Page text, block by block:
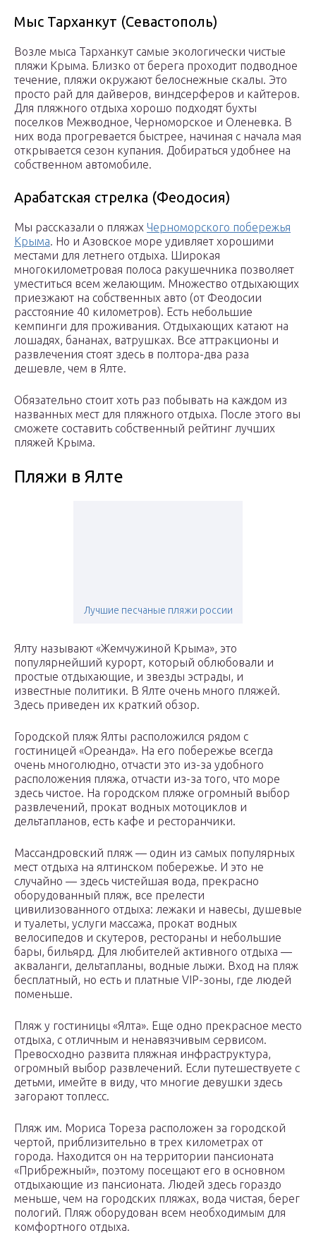
Мыс Тарханкут (Севастополь)
Возле мыса Тарханкут самые экологически чистые
пляжи Крыма. Близко от берега проходит подводное
течение, пляжи окружают белоснежные скалы. Это
просто рай для дайверов, виндсерферов и кайтеров.
Для пляжного отдыха хорошо подходят бухты
поселков Межводное, Черноморское и Оленевка. В
них вода прогревается быстрее, начиная с начала мая
открывается сезон купания. Добираться удобнее на
собственном автомобиле.
Арабатская стрелка (Феодосия)
Мы рассказали о пляжах Черноморского побережья
Крыма. Но и Азовское море удивляет хорошими
местами для летнего отдыха. Широкая
многокилометровая полоса ракушечника позволяет
уместиться всем желающим. Множество отдыхающих
приезжают на собственных авто (от Феодосии
расстояние 40 километров). Есть небольшие
кемпинги для проживания. Отдыхающих катают на
лошадях, бананах, ватрушках. Все аттракционы и
развлечения стоят здесь в полтора-два раза
дешевле, чем в Ялте.
Обязательно стоит хоть раз побывать на каждом из
названных мест для пляжного отдыха. После этого вы
сможете составить собственный рейтинг лучших
пляжей Крыма.
Пляжи в Ялте
Лучшие песчаные пляжи россии
Ялту называют «Жемчужиной Крыма», это
популярнейший курорт, который облюбовали и
простые отдыхающие, и звезды эстрады, и
известные политики. В Ялте очень много пляжей.
Здесь приведен их краткий обзор.
Городской пляж Ялты расположился рядом с
гостиницей «Ореанда». На его побережье всегда
очень многолюдно, отчасти это из-за удобного
расположения пляжа, отчасти из-за того, что море
здесь чистое. На городском пляже огромный выбор
развлечений, прокат водных мотоциклов и
дельтапланов, есть кафе и ресторанчики.
Массандровский пляж — один из самых популярных
мест отдыха на ялтинском побережье. И это не
случайно — здесь чистейшая вода, прекрасно
оборудованный пляж, все прелести
цивилизованного отдыха: лежаки и навесы, душевые
и туалеты, услуги массажа, прокат водных
велосипедов и скутеров, рестораны и небольшие
бары, бильярд. Для любителей активного отдыха —
акваланги, дельтапланы, водные лыжи. Вход на пляж
бесплатный, но есть и платные VIP-зоны, где людей
поменьше.
Пляж у гостиницы «Ялта». Еще одно прекрасное место
отдыха, с отличным и ненавязчивым сервисом.
Превосходно развита пляжная инфраструктура,
огромный выбор развлечений. Если путешествуете с
детьми, имейте в виду, что многие девушки здесь
загорают топлесс.
Пляж им. Мориса Тореза расположен за городской
чертой, приблизительно в трех километрах от
города. Находится он на территории пансионата
«Прибрежный», поэтому посещают его в основном
отдыхающие из пансионата. Людей здесь гораздо
меньше, чем на городских пляжах, вода чистая, берег
пологий. Пляж оборудован всем необходимым для
комфортного отдыха.